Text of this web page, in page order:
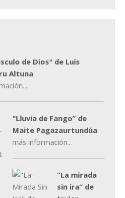
de Dios" de Luis
Altuna
"Lluvia de Fango” de
Maite Pagazaurtundúa
más información...
“La mirada
sin ira” de